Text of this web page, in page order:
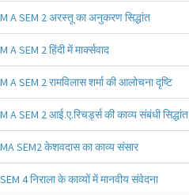
M A SEM 2 अरस्तू का अनुकरण सिद्धांत
M A SEM 2 हिंदी में मार्क्सवाद
M A SEM 2 रामविलास शर्मा की आलोचना दृष्टि
M A SEM 2 आई.ए.रिचर्ड्स की काव्य संबंधी सिद्धांत
MA SEM2 केशवदास का काव्य संसार
SEM 4 निराला के काव्यों में मानवीय संवेदना